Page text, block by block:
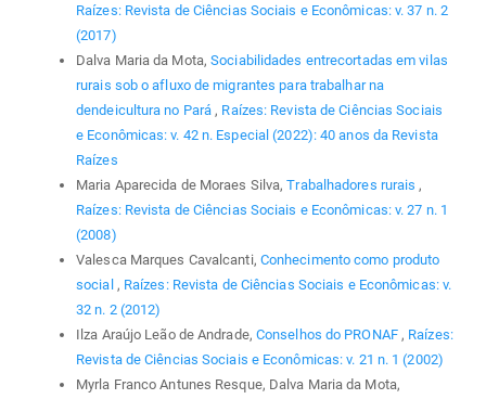
Raízes: Revista de Ciências Sociais e Econômicas: v. 37 n. 2
(2017)
Dalva Maria da Mota,Sociabilidades entrecortadas em vilas
rurais sob o afluxo de migrantes para trabalhar na
dendeicultura no Pará , Raízes: Revista de Ciências Sociais
e Econômicas: v. 42 n. Especial (2022): 40 anos da Revista
Raízes
Maria Aparecida de Moraes Silva,Trabalhadores rurais ,
Raízes: Revista de Ciências Sociais e Econômicas: v. 27 n. 1
(2008)
Valesca Marques Cavalcanti, Conhecimento como produto
social , Raízes: Revista de Ciências Sociais e Econômicas: v.
32 n. 2 (2012)
Ilza Araújo Leão de Andrade, Conselhos do PRONAF , Raízes:
Revista de Ciências Sociais e Econômicas: v. 21 n. 1 (2002)
Myrla Franco Antunes Resque, Dalva Maria da Mota,